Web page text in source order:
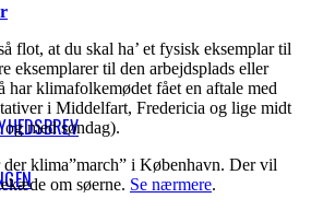
flot, at du skal ha’ et fysisk eksemplar til
eksemplarer til den arbejdsplads eller
har klimafolkemødet fået en aftale med
i Middelfart, Fredericia og lige midt
med søndag).
der klima”march” i København. Der vil
om søerne. Se nærmere.